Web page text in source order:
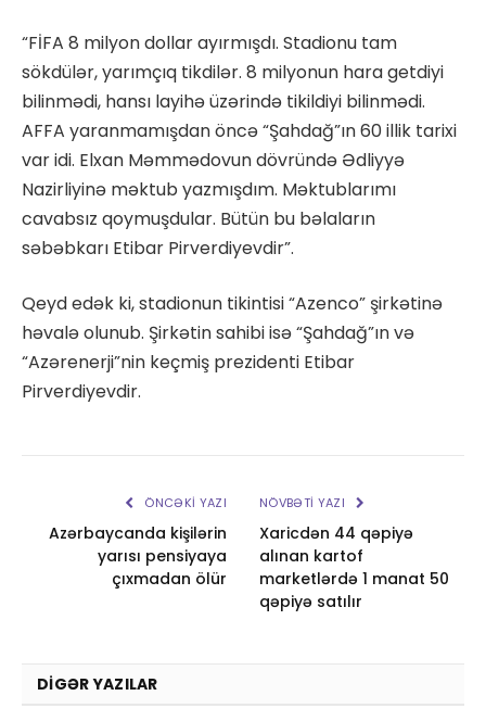
“FİFA 8 milyon dollar ayırmışdı. Stadionu tam
sökdülər, yarımçıq tikdilər. 8 milyonun hara getdiyi
bilinmədi, hansı layihə üzərində tikildiyi bilinmədi.
AFFA yaranmamışdan öncə “Şahdağ”ın 60 illik tarixi
var idi. Elxan Məmmədovun dövründə Ədliyyə
Nazirliyinə məktub yazmışdım. Məktublarımı
cavabsız qoymuşdular. Bütün bu bəlaların
səbəbkarı Etibar Pirverdiyevdir”.
Qeyd edək ki, stadionun tikintisi “Azenco” şirkətinə
həvalə olunub. Şirkətin sahibi isə “Şahdağ”ın və
“Azərenerji”nin keçmiş prezidenti Etibar
Pirverdiyevdir.
ÖNCƏKI YAZI
Azərbaycanda kişilərin
yarısı pensiyaya
çıxmadan ölür
NÖVBƏTI YAZI
Xaricdən 44 qəpiyə
alınan kartof
marketlərdə 1 manat 50
qəpiyə satılır
DIGƏR YAZILAR